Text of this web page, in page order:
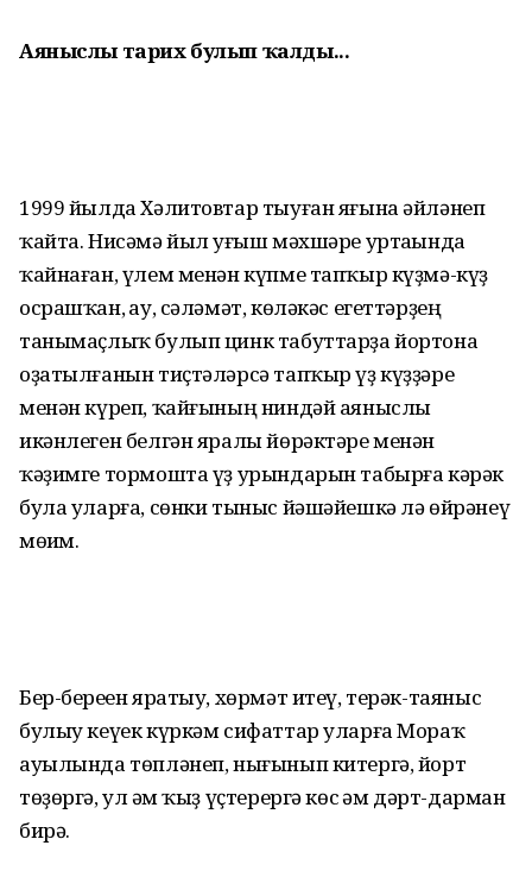
Аяныслы тарихбулып ҡалды...
1999 йылда Хәлитовтар тыуған яғына әйләнеп
ҡайта. Нисәмә йыл һуғыш мәхшәре уртаһында
ҡайнаған, үлем менән күпме тапҡыр күҙмә-күҙ
осрашҡан, һау, сәләмәт, көләкәс егеттәрҙең
танымаҫлыҡ булып цинк табуттарҙа йортона
оҙатылғанын тиҫтәләрсә тапҡыр үҙ күҙҙәре
менән күреп, ҡайғының ниндәй аяныслы
икәнлеген белгән яралы йөрәктәре менән
ҡәҙимге тормошта үҙ урындарын табырға кәрәк
була уларға, сөнки тыныс йәшәйешкә лә өйрәнеү
мөһим.
Бер-береһен яратыу, хөрмәт итеү, терәк-таяныс
булыу кеүек күркәм сифаттар уларға Мораҡ
ауылында төпләнеп, нығынып китергә, йорт
төҙөргә, ул һәм ҡыҙ үҫтерергә көс һәм дәрт-дарман
бирә.